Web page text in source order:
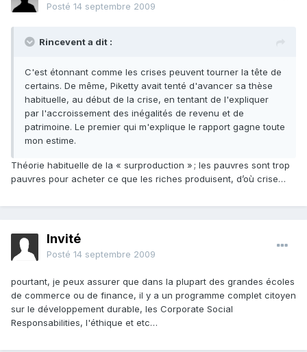
Posté 14 septembre 2009
Rincevent a dit :
C'est étonnant comme les crises peuvent tourner la tête de
certains. De même, Piketty avait tenté d'avancer sa thèse
habituelle, au début de la crise, en tentant de l'expliquer
par l'accroissement des inégalités de revenu et de
patrimoine. Le premier qui m'explique le rapport gagne toute
mon estime.
Théorie habituelle de la « surproduction » ; les pauvres sont trop
pauvres pour acheter ce que les riches produisent, d’où crise…
Invité
Posté 14 septembre 2009
pourtant, je peux assurer que dans la plupart des grandes écoles
de commerce ou de finance, il y a un programme complet citoyen
sur le développement durable, les Corporate Social
Responsabilities, l'éthique et etc…